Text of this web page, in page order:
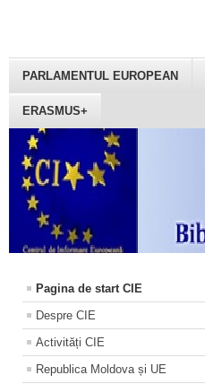
PARLAMENTUL EUROPEAN
ERASMUS+
Pagina de start CIE
Despre CIE
Activități CIE
Republica Moldova și UE